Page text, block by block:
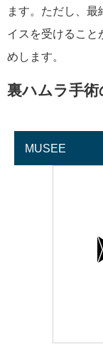
ます。ただし、
イスを受けること
めします。
裏ハムラ手術
MUSEE